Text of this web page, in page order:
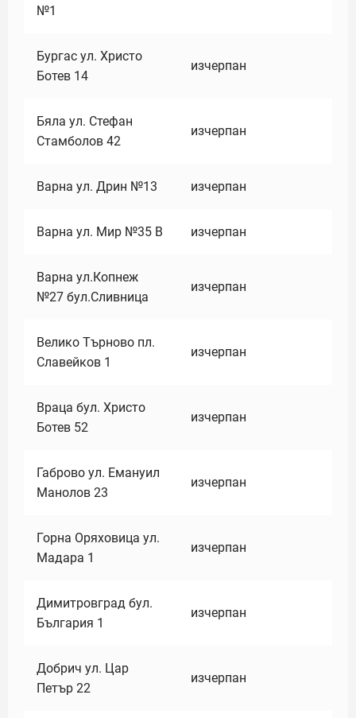
№1
Бургас ул. Христо
Ботев 14
изчерпан
Бяла ул. Стефан
Стамболов 42
изчерпан
Варна ул. Дрин №13 изчерпан
Варна ул. Мир №35 В изчерпан
Варна ул.Копнеж
№27 бул.Сливница
изчерпан
Велико Търново пл.
Славейков 1
изчерпан
Враца бул. Христо
Ботев 52
изчерпан
Габрово ул. Емануил
Манолов 23
изчерпан
Горна Оряховица ул.
Мадара 1
изчерпан
Димитровград бул.
България 1
изчерпан
Добрич ул. Цар
Петър 22
изчерпан